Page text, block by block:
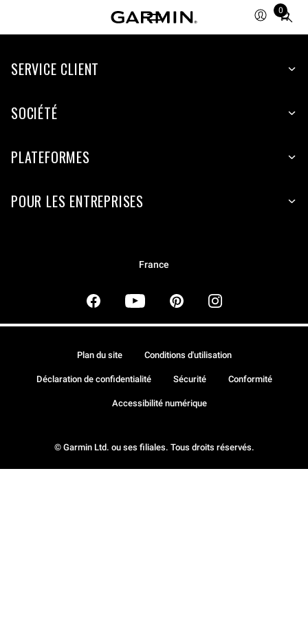
0
Total
items
cart:
SERVICE CLIENT
SOCIÉTÉ
PLATEFORMES
POUR LES ENTREPRISES
France
© Garmin Ltd. ou ses filiales. Tous droits réservés.
Plan du site Conditions d'utilisation
Déclaration de confidentialité Sécurité Conformité
Accessibilité numérique